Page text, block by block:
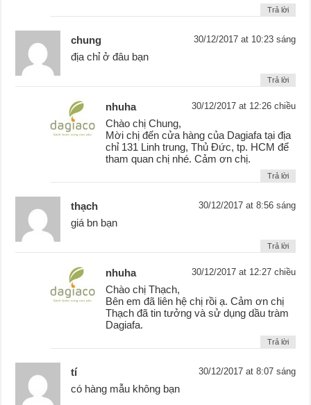
Trả lời
chung 30/12/2017 at 10:23 sáng
địa chỉ ở đâu bạn
Trả lời
nhuha 30/12/2017 at 12:26 chiều
Chào chị Chung,
Mời chị đến cửa hàng của Dagiafa tại địa
chỉ 131 Linh trung, Thủ Đức, tp. HCM để
tham quan chị nhé. Cảm ơn chị.
Trả lời
thạch 30/12/2017 at 8:56 sáng
giá bn bạn
Trả lời
nhuha 30/12/2017 at 12:27 chiều
Chào chị Thạch,
Bên em đã liên hệ chị rồi ạ. Cảm ơn chị
Thạch đã tin tưởng và sử dụng dầu tràm
Dagiafa.
Trả lời
tí 30/12/2017 at 8:07 sáng
có hàng mẫu không bạn